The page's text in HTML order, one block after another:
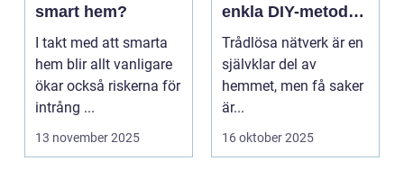
smart hem?
I takt med att smarta
hem blir allt vanligare
ökar också riskerna för
intrång ...
13 november 2025
enkla DIY-metoder
för stabilare Wi-Fi i
hela hemmet
Trådlösa nätverk är en
självklar del av
hemmet, men få saker
är...
16 oktober 2025